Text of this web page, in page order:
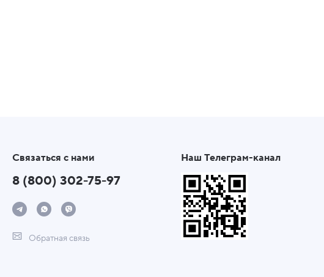
Связаться с нами
8 (800) 302-75-97
Обратная связь
Наш Телеграм-канал